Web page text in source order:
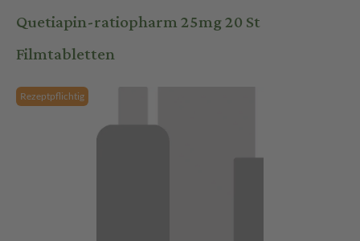
Quetiapin-ratiopharm 25mg 20 St
Filmtabletten
Rezeptpflichtig